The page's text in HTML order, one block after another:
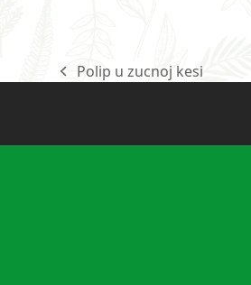
previous
Polip u zucnoj kesi